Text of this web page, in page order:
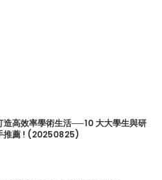
造高效率學術生活──10 大大學生與研
推薦 ! (20250825)